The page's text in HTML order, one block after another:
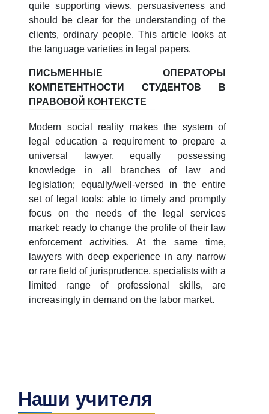
quite supporting views, persuasiveness and
should be clear for the understanding of the
clients, ordinary people. This article looks at
the language varieties in legal papers.
ПИСЬМЕННЫЕ ОПЕРАТОРЫ
КОМПЕТЕНТНОСТИ СТУДЕНТОВ В
ПРАВОВОЙ КОНТЕКСТЕ
Modern social reality makes the system of
legal education a requirement to prepare a
universal lawyer, equally possessing
knowledge in all branches of law and
legislation; equally/well-versed in the entire
set of legal tools; able to timely and promptly
focus on the needs of the legal services
market; ready to change the profile of their law
enforcement activities. At the same time,
lawyers with deep experience in any narrow
or rare field of jurisprudence, specialists with a
limited range of professional skills, are
increasingly in demand on the labor market.
Наши учителя